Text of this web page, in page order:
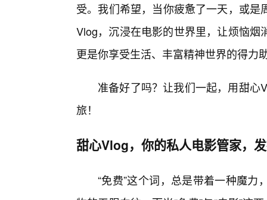
受。我们希望，当你疲惫了一天，或
Vlog，沉浸在电影的世界里，让烦恼
更是你享受生活、丰富精神世界的得力
准备好了吗？让我们一起，用甜
旅！
甜心Vlog，你的私人电影管家，
“免费”这个词，总是带着一种魔